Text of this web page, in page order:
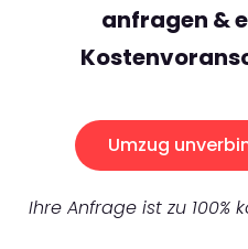
anfragen &
Umzug
Ihre Anfrage ist zu 100%